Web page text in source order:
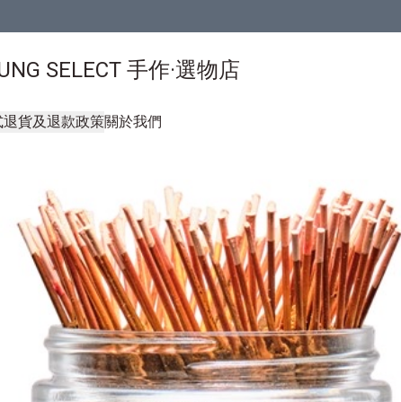
SELECT 手作·選物店
退貨及退款政策關於我們